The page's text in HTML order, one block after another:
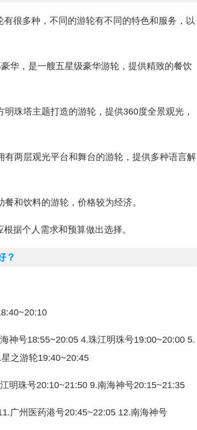
很多种，不同的游轮有不同的特色和服务，以
华，是一艘五星级豪华游轮，提供精致的餐饮
珠塔主题打造的游轮，提供360度全景观光，
有两层观光平台和舞台的游轮，提供多种语言解
和饮料的游轮，价格较为经济。
据个人需求和预算做出选择。
？
神号18:55~20:05 4.珠江明珠号19:00~20:00 5.
之游轮19:40~20:45
明珠号20:10~21:50 9.南海神号20:15~21:35
广州医药港号20:45~22:05 12.南海神号